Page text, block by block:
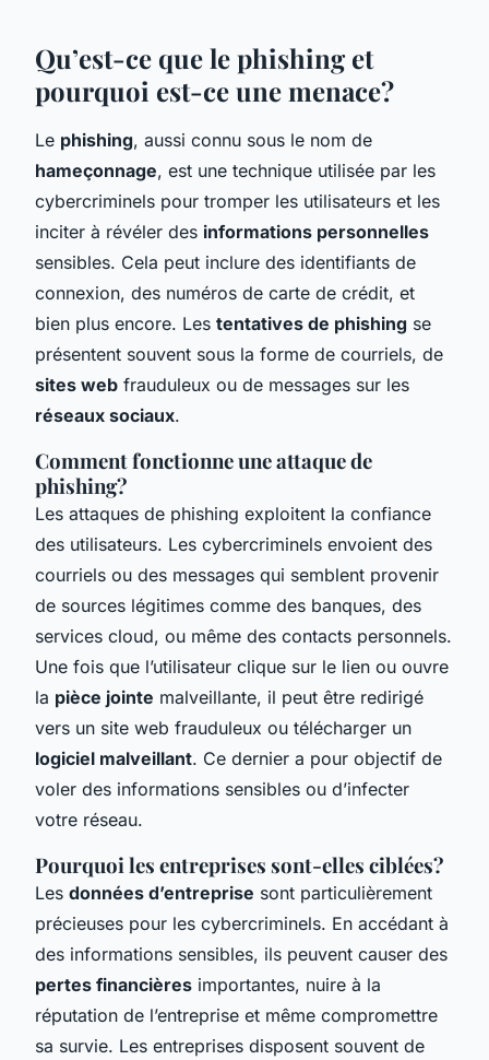
Qu’est-ce que le phishing et
pourquoi est-ce une menace?
Le phishing, aussi connu sous le nom de
hameçonnage, est une technique utilisée par les
cybercriminels pour tromper les utilisateurs et les
inciter à révéler des informations personnelles
sensibles. Cela peut inclure des identifiants de
connexion, des numéros de carte de crédit, et
bien plus encore. Les tentatives de phishing se
présentent souvent sous la forme de courriels, de
sites web frauduleux ou de messages sur les
réseaux sociaux.
Comment fonctionne une attaque de
phishing?
Les attaques de phishing exploitent la confiance
des utilisateurs. Les cybercriminels envoient des
courriels ou des messages qui semblent provenir
de sources légitimes comme des banques, des
services cloud, ou même des contacts personnels.
Une fois que l’utilisateur clique sur le lien ou ouvre
la pièce jointe malveillante, il peut être redirigé
vers un site web frauduleux ou télécharger un
logiciel malveillant. Ce dernier a pour objectif de
voler des informations sensibles ou d’infecter
votre réseau.
Pourquoi les entreprises sont-elles ciblées?
Les données d’entreprise sont particulièrement
précieuses pour les cybercriminels. En accédant à
des informations sensibles, ils peuvent causer des
pertes financières importantes, nuire à la
réputation de l’entreprise et même compromettre
sa survie. Les entreprises disposent souvent de